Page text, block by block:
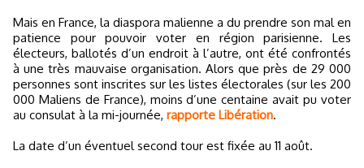
Mais en France, la diaspora malienne a du prendre son mal en
patience pour pouvoir voter en région parisienne. Les
électeurs, ballotés d’un endroit à l’autre, ont été confrontés
à une très mauvaise organisation. Alors que près de 29 000
personnes sont inscrites sur les listes électorales (sur les 200
000 Maliens de France), moins d’une centaine avait pu voter
au consulat à la mi-journée, rapporte Libération.
La date d’un éventuel second tour est fixée au 11 août.